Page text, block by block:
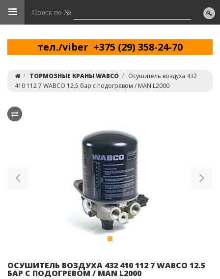
Поиск по №
тел./viber +375 (29) 358-24-70
ТОРМОЗНЫЕ КРАНЫ WABCO
Осушитель воздуха 432
410 112 7 WABCO 12.5 бар с подогревом / MAN L2000
ОСУШИТЕЛЬ ВОЗДУХА 432 410 112 7 WABCO 12.5
БАР С ПОДОГРЕВОМ / MAN L2000